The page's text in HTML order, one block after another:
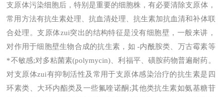
支原体污染细胞后，特别是重要的细胞株，有必要清除支原体，
常用方法有抗生素处理、抗血清处理、抗生素加抗血清和补体联
合处理。支原体zui突出的结构特征是没有细胞壁，一般来讲，
对作用于细胞壁生物合成的抗生素，如 -内酰胺类、万古霉素等
*不敏感;对多粘菌素(polymycin)、利福平、磺胺药物普遍耐药。
对支原体zui有抑制活性及常用于支原体感染治疗的抗生素是四
环素类、大环内酯类及一些氟喹诺酮;其他类抗生素如氨基糖苷